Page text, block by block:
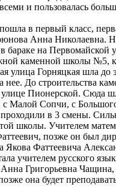
и пользовалась
в первый класс,
Анна Николаевна.
бараке на Первомайской
каменной школы №5,
улица Горняцкая шла
нее. До строительства
Пионерской. Сюда
Малой Сопчи, с
в 3 смены.
школы. Учителем
позже он был
Якова Фаттеевича
учителем русского
Анна Григорьевна Чащина,
она будет